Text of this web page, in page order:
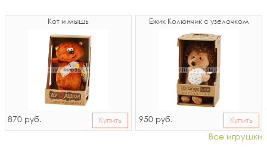
Кот и мышь
870 руб. Купить
Ёжик Колюнчик с узелочком
950 руб. Купить
Все игрушки